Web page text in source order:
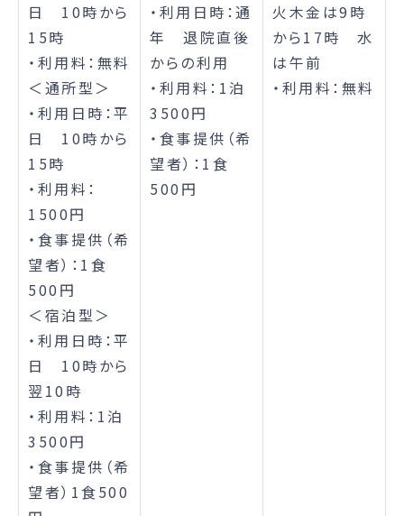
日 10時から
15時
・利用料：無料
＜通所型＞
・利用日時：平
日 10時から
15時
・利用料：
1500円
・食事提供（希
望者）：1食
500円
＜宿泊型＞
・利用日時：平
日 10時から
翌10時
・利用料：1泊
3500円
・食事提供（希
望者）1食500
・利用日時：通
年 退院直後
からの利用
・利用料：1泊
3500円
・食事提供（希
望者）：1食
500円
火木金は9時
から17時 水
は午前
・利用料：無料